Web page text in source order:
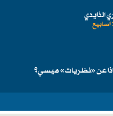
الذايدي
ماذا عن «نظريات» ميسي؟